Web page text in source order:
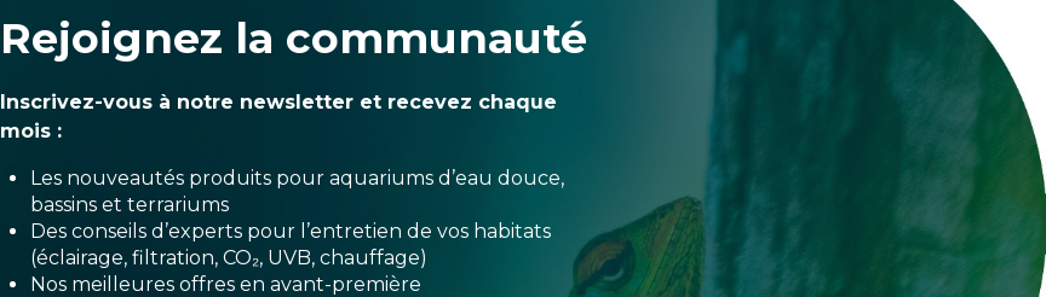
Rejoignez la communauté
Inscrivez-vous à notre newsletter et recevez chaque
mois :
Les nouveautés produits pour aquariums d’eau douce,
bassins et terrariums
Des conseils d’experts pour l’entretien de vos habitats
(éclairage, filtration, CO₂, UVB, chauffage)
Nos meilleures offres en avant-première